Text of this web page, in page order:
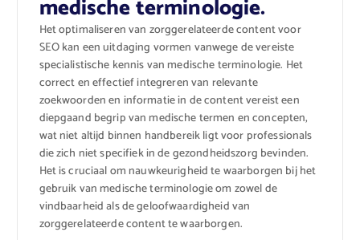
medische terminologie.
Het optimaliseren van zorggerelateerde content voor
SEO kan een uitdaging vormen vanwege de vereiste
specialistische kennis van medische terminologie. Het
correct en effectief integreren van relevante
zoekwoorden en informatie in de content vereist een
diepgaand begrip van medische termen en concepten,
wat niet altijd binnen handbereik ligt voor professionals
die zich niet specifiek in de gezondheidszorg bevinden.
Het is cruciaal om nauwkeurigheid te waarborgen bij het
gebruik van medische terminologie om zowel de
vindbaarheid als de geloofwaardigheid van
zorggerelateerde content te waarborgen.